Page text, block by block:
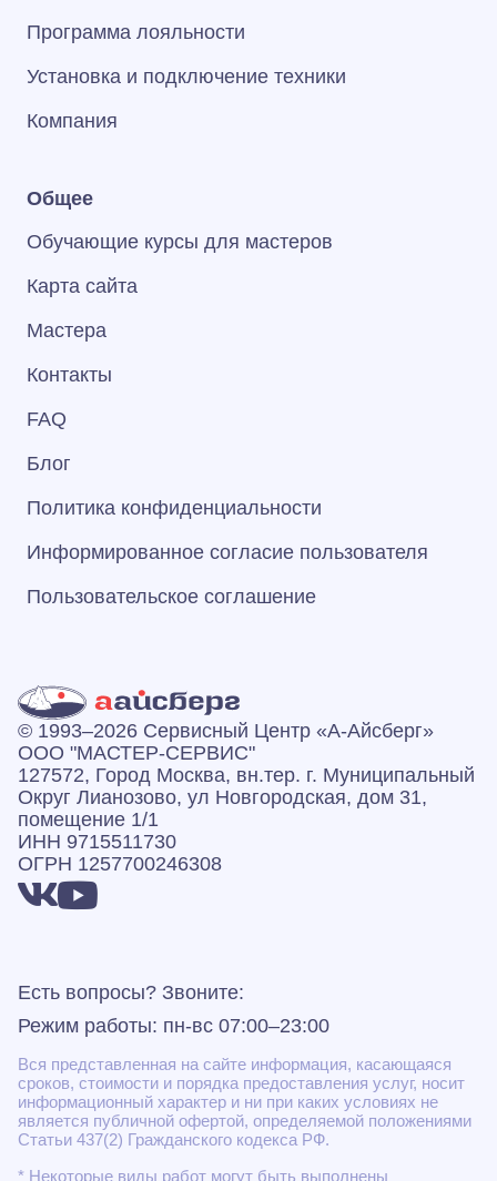
Программа лояльности
Установка и подключение техники
Компания
Общее
Обучающие курсы для мастеров
Карта сайта
Мастера
Контакты
FAQ
Блог
Политика конфиденциальности
Информированное согласие пользователя
Пользовательское соглашение
© 1993–2026 Сервисный Центр «А‑Айсберг»
ООО "МАСТЕР-СЕРВИС"
127572, Город Москва, вн.тер. г. Муниципальный
Округ Лианозово, ул Новгородская, дом 31,
помещение 1/1
ИНН 9715511730
ОГРН 1257700246308
Есть вопросы? Звоните:
Режим работы: пн-вс 07:00–23:00
Вся представленная на сайте информация, касающаяся
сроков, стоимости и порядка предоставления услуг, носит
информационный характер и ни при каких условиях не
является публичной офертой, определяемой положениями
Статьи 437(2) Гражданского кодекса РФ.
* Некоторые виды работ могут быть выполнены